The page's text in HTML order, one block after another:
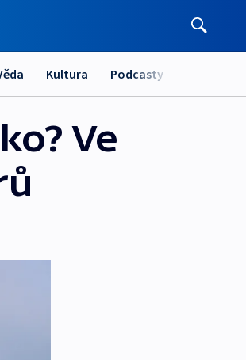
Kultura Podcasty
Ve